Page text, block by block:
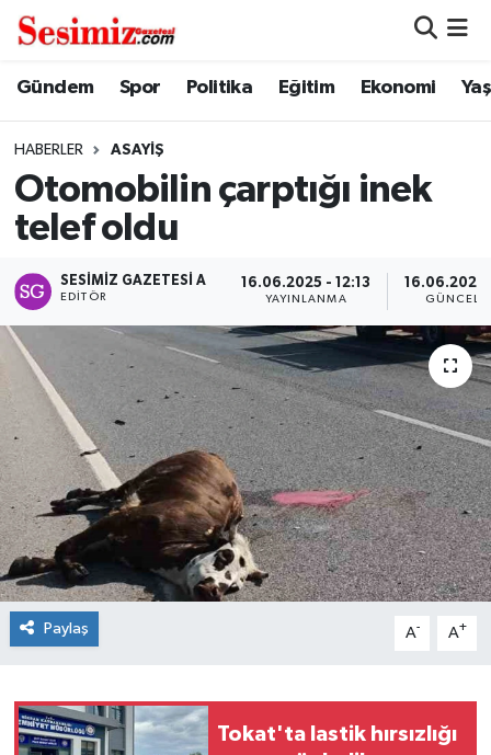
Gündem Spor Politika Eğitim Ekonomi
HABERLER ASAYIŞ
Otomobilin çarptığı inek
telef oldu
SESIMIZ GAZETESI A
EDITÖR
16.06.2025 - 12:13
YAYINLANMA
16.06.2025
Paylaş A- A+
Tokat'ta lastik hırsızlığı
Dünya
Ekonomi
Gündem
Magazin
Politika
Sağlık
Spor
Teknoloji
Tokat Haberleri
Yaşam
Nöbetçi Eczaneler
Hava Durumu
Namaz Vakitleri
Süper Lig Puan Durumu ve Fikstür
Tüm Manşetler
Son Dakika Haberleri
Haber Arşivi